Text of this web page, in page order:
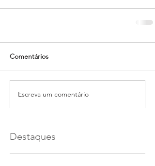
Comentários
Escreva um comentário
Destaques